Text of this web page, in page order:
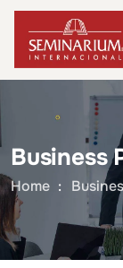
Business
Home